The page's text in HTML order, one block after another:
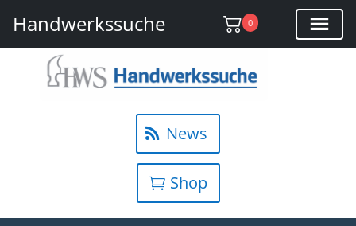
Handwerkssuche 0
News
Shop